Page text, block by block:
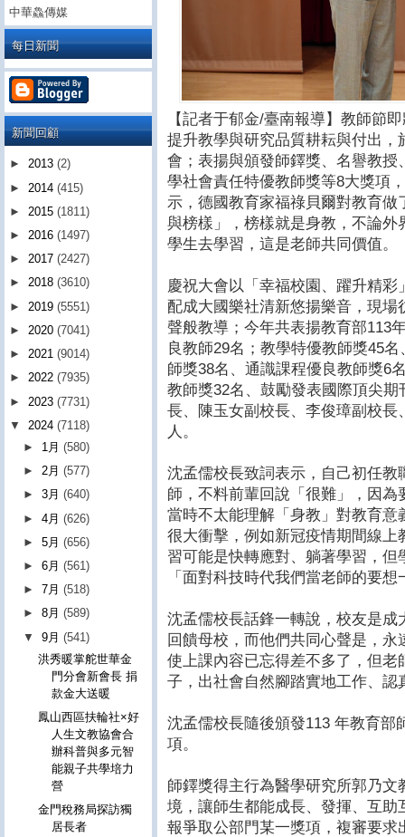
【記者于郁金/臺南報導】教師節
提升教學與研究品質耕耘與付出，
會；表揚與頒發師鐸獎、名譽教
學社會責任特優教師獎等8大獎項
示，德國教育家福祿貝爾對教育
與榜樣」，榜樣就是身教，不論
學生去學習，這是老師共同價值。
慶祝大會以「幸福校園、躍升精
配成大國樂社清新悠揚樂音，現
聲般教導；今年共表揚教育部113
良教師29名；教學特優教師獎45
師獎38名、通識課程優良教師獎6
教師獎32名、鼓勵發表國際頂尖
長、陳玉女副校長、李俊璋副校
人。
沈孟儒校長致詞表示，自己初任
師，不料前輩回說「很難」，因
當時不太能理解「身教」對教育
很大衝擊，例如新冠疫情期間線
習可能是快轉應對、躺著學習，
「面對科技時代我們當老師的要
沈孟儒校長話鋒一轉說，校友是
回饋母校，而他們共同心聲是，
使上課內容已忘得差不多了，但
子，出社會自然腳踏實地工作、認
沈孟儒校長隨後頒發113 年教育部
項。
師鐸獎得主行為醫學研究所郭乃
境，讓師生都能成長、發揮、互
報爭取公部門某一獎項，複審要
中華鱻傳媒
每日新聞
新聞回顧
► 2013 (2)
► 2014 (415)
► 2015 (1811)
► 2016 (1497)
► 2017 (2427)
► 2018 (3610)
► 2019 (5551)
► 2020 (7041)
► 2021 (9014)
► 2022 (7935)
► 2023 (7731)
▼ 2024 (7118)
► 1月(580)
►2月(577)
►3月(640)
►4月(626)
►5月(656)
►6月(561)
►7月(518)
►8月(589)
▼9月(541)
洪秀暖掌舵世華金
門分會新會長 捐
款金大送暖
鳳山西區扶輪社×好
人生文教協會合
辦科普與多元智
能親子共學培力
營
金門稅務局探訪獨
居長者